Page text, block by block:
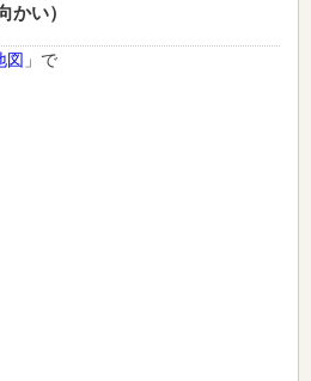
かい）
図 」で